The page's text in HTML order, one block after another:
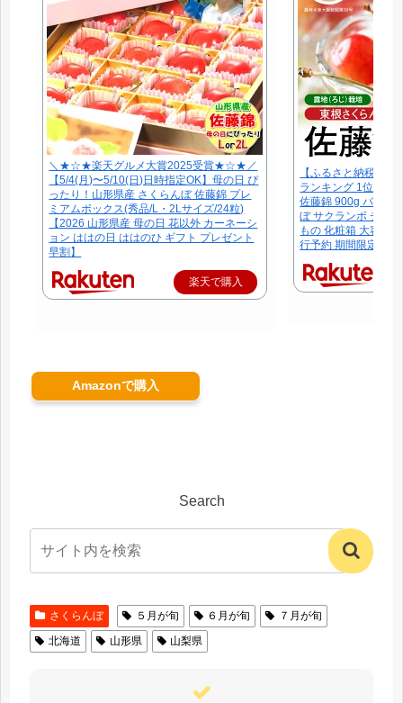
＼★☆★楽天グルメ大賞2025受賞★☆★／
【5/4(月)〜5/10(日)日時指定OK】母の日 ぴ
ったり！山形県産 さくらんぼ 佐藤錦 プレ
ミアムボックス(秀品/L・2Lサイズ/24粒)
【2026 山形県産 母の日 花以外 カーネーシ
ョン ははの日 ははのひ ギフト プレゼント
早割】
楽天で購入
【ふるさと納税】
ランキング 1位 獲
佐藤錦 900g バラ詰
ぼ サクランボ チェ
もの 化粧箱 大容量
行予約 期間限定 送
Amazonで購入
Search
さくらんぼ ５月が旬 ６月が旬
７月が旬
北海道
山形県 山梨県